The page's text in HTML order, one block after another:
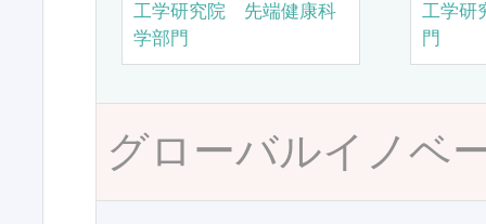
工学研究院 先端健康科
学部門
工学研
門
グローバルイノベ